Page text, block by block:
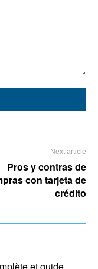
Next article
Pros y contras de
con tarjeta de
crédito
et guide